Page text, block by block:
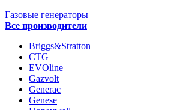
Газовые генераторы
Все производители
Briggs&Stratton
CTG
EVOline
Gazvolt
Generac
Genese